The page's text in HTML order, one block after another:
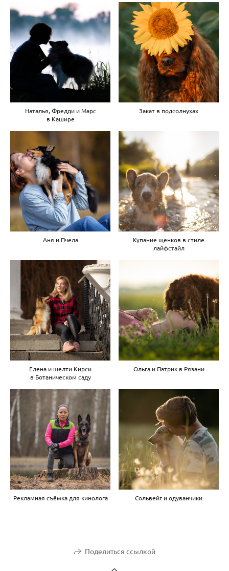
Наталья, Фредди и Марс
в Кашире
Закат в подсолнухах
Аня и Пчела
Купание щенков в стиле
лайфстайл
Елена и шелти Кирси
в Ботаническом саду
Ольга и Патрик в Рязани
Рекламная съёмка для кинолога Сольвейг и одуванчики
Поделиться ссылкой